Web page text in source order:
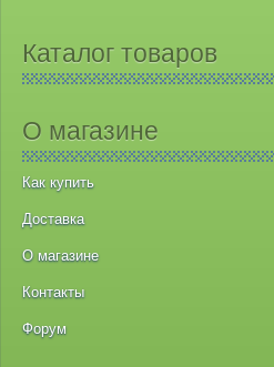
Каталог товаров
О магазине
Как купить
Доставка
О магазине
Контакты
Форум